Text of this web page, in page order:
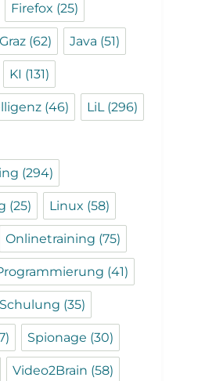
Firefox (25)
Graz (62) Java (51)
KI (131)
(46) LiL(296)
(294)
(25) Linux (58)
Onlinetraining (75)
(41)
Schulung (35)
Spionage (30)
Video2Brain (58)